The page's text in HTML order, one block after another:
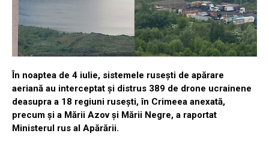
În noaptea de 4 iulie, sistemele rusești de apărare
aeriană au interceptat și distrus 389 de drone ucrainene
deasupra a 18 regiuni rusești,în Crimeea anexată,
precum și a Mării Azov și Mării Negre, a raportat
Ministerul rus al Apărării.